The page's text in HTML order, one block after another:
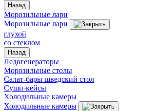
Назад
Морозильные лари
Морозильные лари
глухой
со стеклом
Назад
Ледогенераторы
Морозильные столы
Салат-бары шведский стол
Суши-кейсы
Холодильные камеры
Холодильные камеры